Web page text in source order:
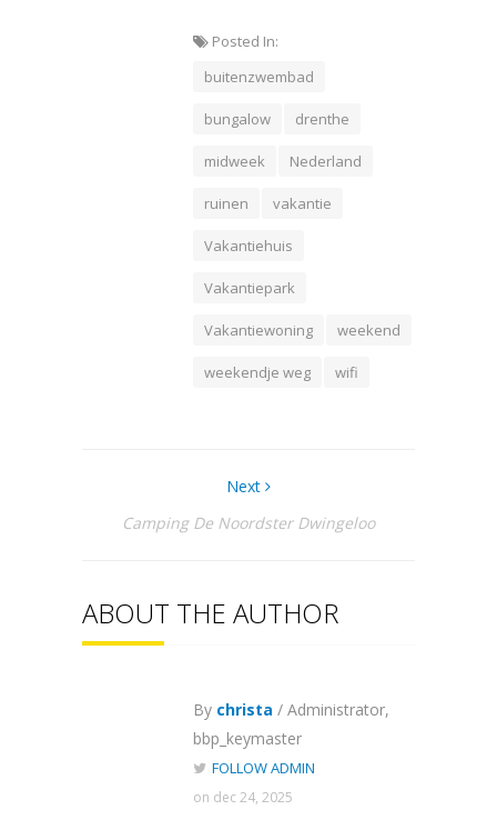
Posted In:
buitenzwembad
bungalow drenthe
midweek Nederland
ruinen vakantie
Vakantiehuis
Vakantiepark
Vakantiewoning weekend
weekendje weg wifi
Next
Camping De Noordster Dwingeloo
ABOUT THE AUTHOR
By christa / Administrator,
bbp_keymaster
FOLLOW ADMIN
on dec 24, 2025